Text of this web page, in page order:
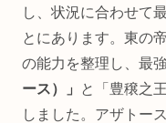
し、状況に合わせて
とにあります。東の
の能力を整理し、最
ース）」
と「豊穣之
しました。アザトー